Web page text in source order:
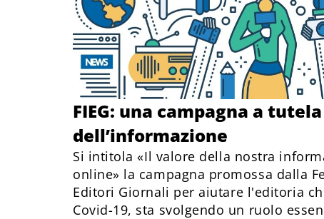
FIEG: una campagna a tutela
dell’informazione
Si intitola «Il valore della nostra
online» la campagna promossa dalla
Editori Giornali per aiutare l'editoria
Covid-19, sta svolgendo un ruolo